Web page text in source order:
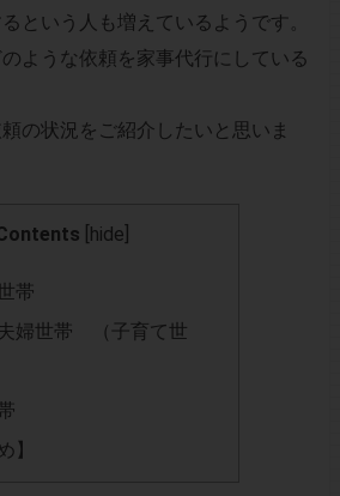
という人も増えているようです。
ような依頼を家事代行にしている
の状況をご紹介したいと思いま
hide
帯
婦世帯 （子育て世
】